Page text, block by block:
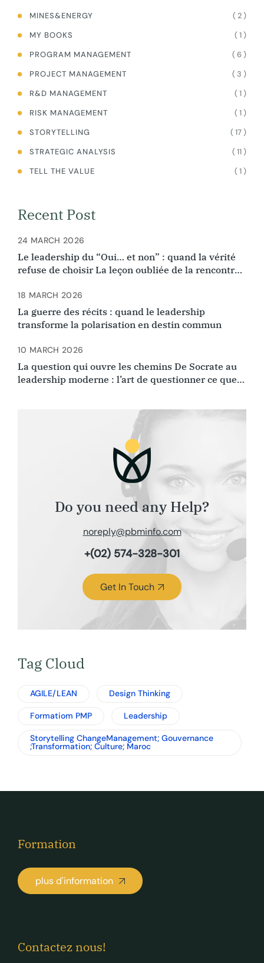
MINES&ENERGY
( 2 )
MY BOOKS
( 1 )
PROGRAM MANAGEMENT
( 6 )
PROJECT MANAGEMENT
( 3 )
R&D MANAGEMENT
( 1 )
RISK MANAGEMENT
( 1 )
STORYTELLING
( 17 )
STRATEGIC ANALYSIS
( 11 )
TELL THE VALUE
( 1 )
Recent Post
Le leadership du “Oui… et non” : quand la vérité
refuse de choisir La leçon oubliée de la rencontre
24 MARCH 2026
La guerre des récits : quand le leadership
transforme la polarisation en destin commun
18 MARCH 2026
La question qui ouvre les chemins De Socrate au
leadership moderne : l’art de questionner ce que
10 MARCH 2026
Do you need any Help?
noreply@pbminfo.com
+(02) 574-328-301
Get In Touch
Tag Cloud
AGILE/LEAN Design Thinking
Formatiom PMP Leadership
Storytelling ChangeManagement; Gouvernance
;Transformation; Culture; Maroc
Formation
plus d'information
Contactez nous!